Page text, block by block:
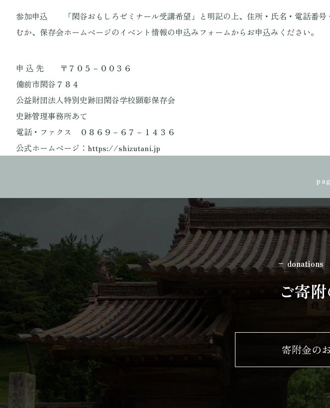
参加申込 「閑谷おもしろゼミナール受講希望」と明記の上、住所・氏名・電話番号
むか、保存会ホームページのイベント情報の申込みフォームからお申込みください。
申 込 先 〒７０５－００３６
備前市閑谷７８４
公益財団法人特別史跡旧閑谷学校顕彰保存会
史跡管理事務所あて
電話・ファクス ０８６９－６７－１４３６
公式ホームページ：https://shizutani.jp
donations
ご寄
寄附金の